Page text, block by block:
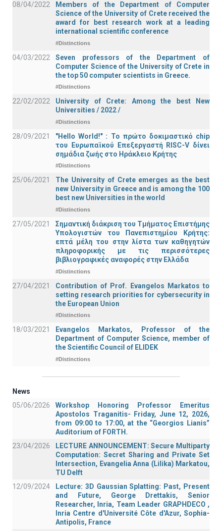
08/04/2022
Members of the Department of Computer
Science of the University of Crete received the
award for best research work at a leading
international scientific conference
#Distinctions
04/03/2022
Seven professors of the Department of
Computer Science of the University of Crete in
the top 50 computer scientists in Greece.
#Distinctions
22/02/2022
University of Crete: Among the best New
Universities / 2022 /
#Distinctions
28/09/2021
"Hello World!" : Το πρώτο δοκιμαστικό chip
του Ευρωπαϊκού Επεξεργαστή RISC-V δίνει
σημάδια ζωής στο Ηράκλειο Κρήτης
#Distinctions
25/06/2021
The University of Crete emerges as the best
new University in Greece and is among the 100
best new Universities in the world
#Distinctions
27/05/2021
Σημαντική διάκριση του Τμήματος Επιστήμης
Υπολογιστών του Πανεπιστημίου Κρήτης:
επτά μέλη του στην λίστα των καθηγητών
πληροφορικής με τις περισσότερες
βιβλιογραφικές αναφορές στην Ελλάδα
#Distinctions
27/04/2021
Contribution of Prof. Evangelos Markatos to
setting research priorities for cybersecurity in
the European Union
#Distinctions
18/03/2021
Evangelos Markatos, Professor of the
Department of Computer Science, member of
the Scientific Council of ELIDEK
#Distinctions
News
05/06/2026
Workshop Honoring Professor Emeritus
Apostolos Traganitis- Friday, June 12, 2026,
from 09:00 to 17:00, at the “Georgios Lianis”
Auditorium of FORTH.
23/04/2026
LECTURE ANNOUNCEMENT: Secure Multiparty
Computation: Secret Sharing and Private Set
Intersection, Evangelia Anna (Lilika) Markatou,
TU Delft
12/09/2024
Lecture: 3D Gaussian Splatting: Past, Present
and Future, George Drettakis, Senior
Researcher, Inria, Team Leader GRAPHDECO ,
Inria Centre d'Université Côte d'Azur, Sophia-
Antipolis, France